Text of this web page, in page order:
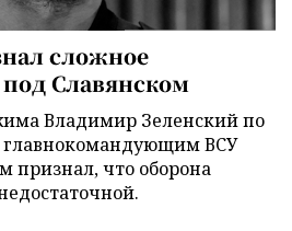
сложное
Славянском
Владимир Зеленский по
главнокомандующим ВСУ
что оборона